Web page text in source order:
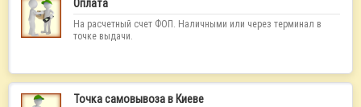
Оплата
На расчетный счет ФОП. Наличными или через терминал в
точке выдачи.
Точка самовывоза в Киеве